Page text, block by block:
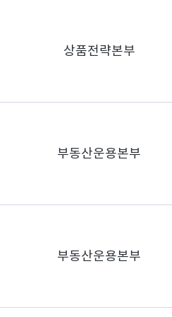
상품전략본부
부동산운용본부
부동산운용본부